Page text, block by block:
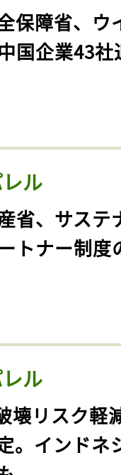
保障省、ウ
国企業43社
ル
省、サステ
トナー制度
ル
壊リスク軽
。インドネ